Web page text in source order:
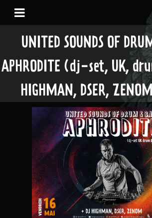
UNITED SOUNDS OF
APHRODITE (dj-set, UK,
HIGHMAN, DSER,